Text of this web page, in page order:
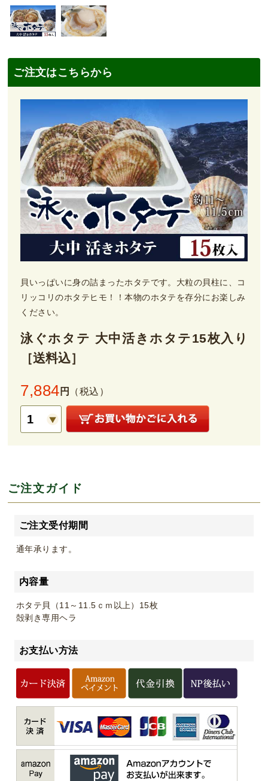
ご注文はこちらから
貝いっぱいに身の詰まったホタテです。大粒の貝柱に、コ
リッコリのホタテヒモ！！本物のホタテを存分にお楽しみ
ください。
泳ぐホタテ 大中活きホタテ15枚入り
［送料込］
7,884 円 （税込）
ご注文ガイド
ご注文受付期間
通年承ります。
内容量
ホタテ貝（11～11.5ｃｍ以上）15枚
殻剥き専用ヘラ
お支払い方法